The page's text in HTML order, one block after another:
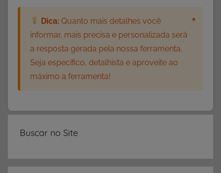
r
m
i
S
Dica: Quanto mais detalhes você
informar, mais precisa e personalizada será
a resposta gerada pela nossa ferramenta.
Seja específico, detalhista e aproveite ao
máximo a ferramenta!
×
Buscar no Site